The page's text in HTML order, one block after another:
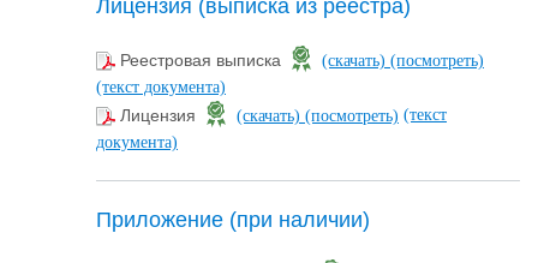
Лицензия (выписка из реестра)
Реестровая выписка (скачать) (посмотреть)
(текст документа)
Лицензия (скачать) (посмотреть) (текст
документа)
Приложение (при наличии)